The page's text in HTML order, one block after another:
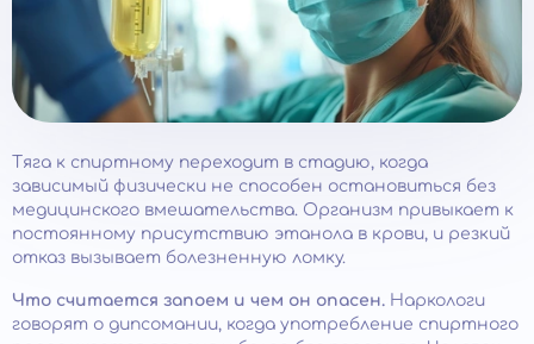
Тяга к спиртному переходит в стадию, когда
зависимый физически не способен остановиться без
медицинского вмешательства. Организм привыкает к
постоянному присутствию этанола в крови, и резкий
отказ вызывает болезненную ломку.
Что считается запоем и чем он опасен. Наркологи
говорят о дипсомании, когда употребление спиртного